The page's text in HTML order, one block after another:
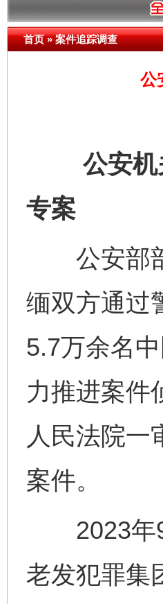
首页»案件追踪调查
公
公安机关
专案
公安部部
缅双方通过
5.7万余名
力推进案件
人民法院一
案件。
2023年9
老发犯罪集